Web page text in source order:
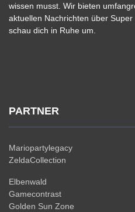
wissen musst. Wir bieten
aktuellen Nachrichten über
schau dich in Ruhe um.
PARTNER
Mariopartylegacy
ZeldaCollection
Elbenwald
Gamecontrast
Golden Sun Zone